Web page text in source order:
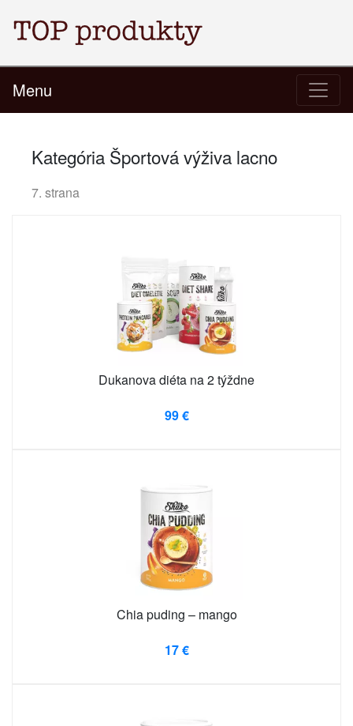
Menu
Kategória Športová výživa lacno
7. strana
Dukanova diéta na 2 týždne
99 €
Chia puding – mango
17 €